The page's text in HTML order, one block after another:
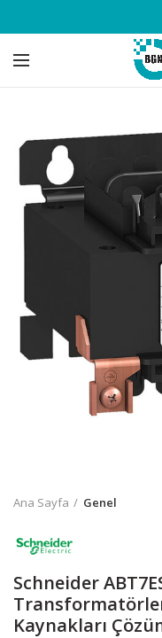
Ana Sayfa Genel
Schneider
Kaynakları